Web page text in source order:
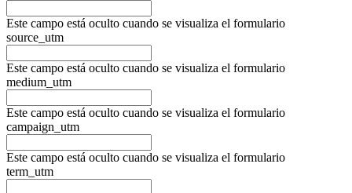
Este campo está oculto cuando se visualiza el formulario
source_utm
Este campo está oculto cuando se visualiza el formulario
medium_utm
Este campo está oculto cuando se visualiza el formulario
campaign_utm
Este campo está oculto cuando se visualiza el formulario
term_utm